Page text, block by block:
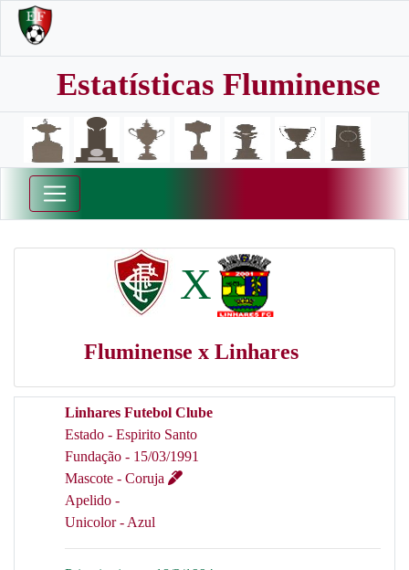
Estatísticas Fluminense
X
Fluminense x Linhares
Linhares Futebol Clube
Estado - Espirito Santo
Fundação - 15/03/1991
Mascote - Coruja
Apelido -
Unicolor - Azul